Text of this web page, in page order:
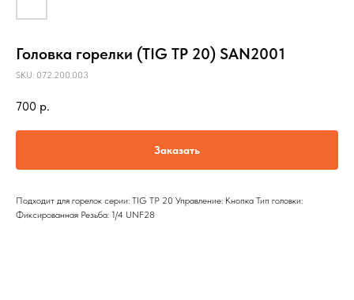
Головка горелки (TIG TP 20) SAN2001
SKU: 072.200.003
700 р.
Заказать
Подходит для горелок серии: TIG TP 20 Управление: Кнопка Тип головки:
Фиксированная Резьба: 1/4 UNF28